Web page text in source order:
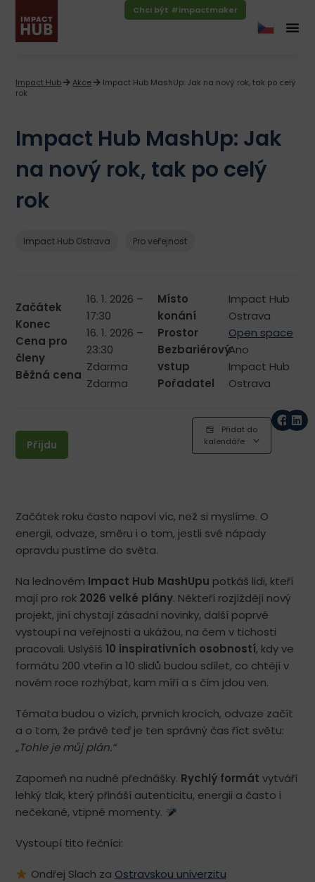
Chci být #impactmaker
Impact Hub Akce
Impact Hub MashUp: Jak na nový rok, tak po celý
rok
Impact Hub MashUp: Jak
na nový rok, tak po celý
rok
Impact Hub Ostrava Pro veřejnost
Začátek
Konec
Cena pro
členy
Běžná cena
16. 1. 2026 –
17:30
16. 1. 2026 –
23:30
Zdarma
Zdarma
Místo
konání
Prostor
Bezbariérový
vstup
Pořadatel
Impact Hub
Ostrava
Open space
Ano
Impact Hub
Ostrava
Přijdu
kalendáře
Začátek roku často napoví víc, než si myslíme. O
energii, odvaze, směru i o tom, jestli své nápady
opravdu pustíme do světa.
Na lednovém Impact Hub MashUpu potkáš lidi, kteří
mají pro rok 2026 velké plány. Někteří rozjíždějí nový
projekt, jiní chystají zásadní novinky, další poprvé
vystoupí na veřejnosti a ukážou, na čem v tichosti
pracovali. Uslyšíš10 inspirativních osobností, kdy ve
formátu 200 vteřin a 10 slidů budou sdílet, co chtějí v
novém roce rozhýbat, kam míří a s čím jdou ven.
Témata budou o vizích, prvních krocích, odvaze začít
a o tom, že právě teď je ten správný čas říct světu:
„Tohle je můj plán.“
Zapomeň na nudné přednášky. Rychlý formát vytváří
lehký tlak, který přináší autenticitu, energii a často i
nečekané, vtipné momenty.
Vystoupí tito řečníci:
Ondřej Slach za Ostravskou univerzitu